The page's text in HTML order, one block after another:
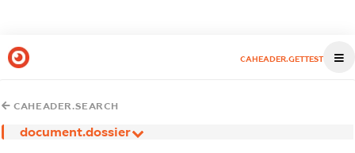
CAHEADER.GETTEST
CAHEADER.SEARCH
document.dossier